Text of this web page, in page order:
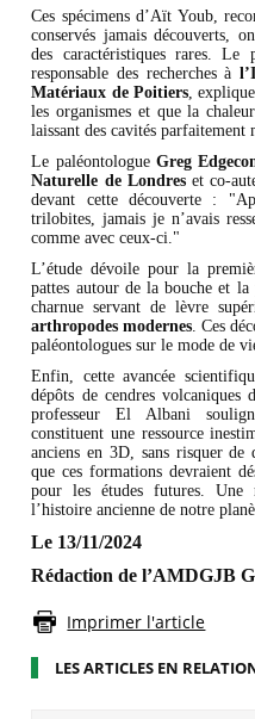
Ces spécimens d’Aït Youb,
conservés jamais découverts,
des caractéristiques rares. Le
responsable des recherches à
Matériaux de Poitiers,
les organismes et que la
laissant des cavités
Le paléontologueGreg
Naturelle de Londreset co-
devant cette découverte :
trilobites, jamais je n’avais
comme avec ceux-ci."
L’étude dévoile pour la
pattes autour de la bouche et la
charnue servant de lèvre
arthropodes modernes. Ces
paléontologues sur le mode de
Enfin, cette avancée
dépôts de cendres volcaniques
professeur El Albani
constituent une ressource
anciens en 3D, sans risquer de
que ces formations devraient
pour les études futures. Une
l’histoire ancienne de notre
Le 13/11/2024
Rédaction de l’AMDGJB
Imprimer l'article
LES ARTICLES EN